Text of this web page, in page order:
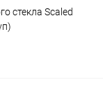
стекла Scaled